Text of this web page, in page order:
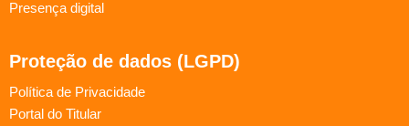
Presença digital
Proteção de dados (LGPD)
Política de Privacidade
Portal do Titular